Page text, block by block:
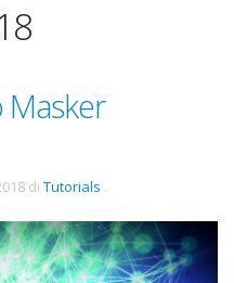
Masker
di Tutorials .